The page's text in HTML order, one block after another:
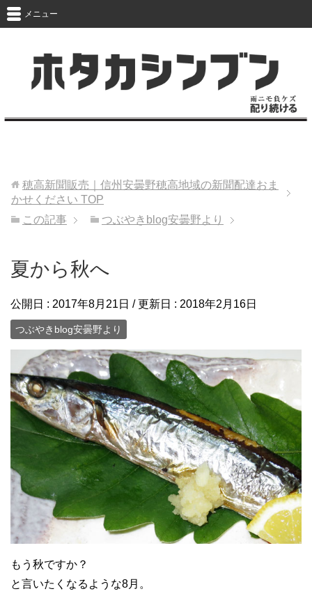
メニュー
穂高新聞販売｜信州安曇野穂高地域の新聞配達おま
かせください TOP
この記事
つぶやきblog安曇野より
夏から秋へ
公開日 : 2017年8月21日 / 更新日 : 2018年2月16日
つぶやきblog安曇野より
もう秋ですか？
と言いたくなるような8月。